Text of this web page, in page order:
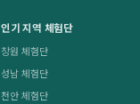
인기 지역 체험단
창원 체험단
성남 체험단
천안 체험단